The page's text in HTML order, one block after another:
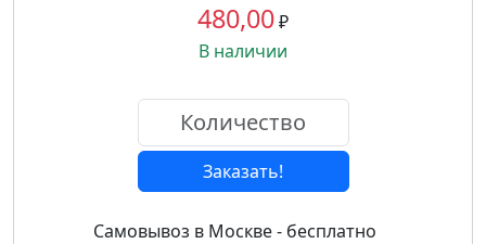
480,00₽
В наличии
Заказать!
Самовывоз в Москве - бесплатно